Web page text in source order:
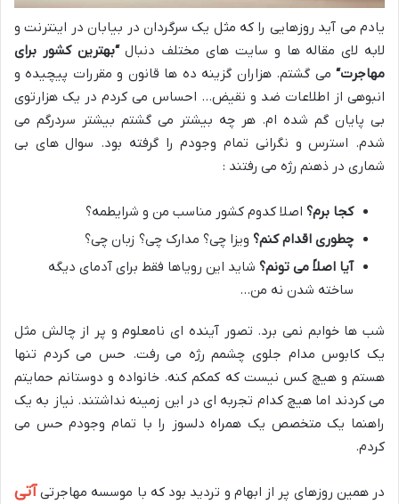
یادم می آید روزهایی را که مثل یک سرگردان در بیابان در اینترنت و
لابه لای مقاله ها و سایت های مختلف دنبال“بهترین کشور برای
مهاجرت“ می گشتم. هزاران گزینه ده ها قانون و مقررات پیچیده و
انبوهی از اطلاعات ضد و نقیض… احساس می کردم در یک هزارتوی
بی پایان گم شده ام. هر چه بیشتر می گشتم بیشتر سردرگم می
شدم. استرس و نگرانی تمام وجودم را گرفته بود. سوال های بی
شماری در ذهنم رژه می رفتند :
کجا برم؟ اصلا کدوم کشور مناسب من و شرایطمه؟
چطوری اقدام کنم؟ ویزا چی؟ مدارک چی؟ زبان چی؟
آیا اصلاً می تونم؟ شاید این رویاها فقط برای آدمای دیگه
ساخته شدن نه من…
شب ها خوابم نمی برد. تصور آینده ای نامعلوم و پر از چالش مثل
یک کابوس مدام جلوی چشمم رژه می رفت. حس می کردم تنها
هستم و هیچ کس نیست که کمکم کنه. خانواده و دوستانم حمایتم
می کردند اما هیچ کدام تجربه ای در این زمینه نداشتند. نیاز به یک
راهنما یک متخصص یک همراه دلسوز را با تمام وجودم حس می
کردم.
در همین روزهای پر از ابهام و تردید بود که با موسسه مهاجرتی آتی